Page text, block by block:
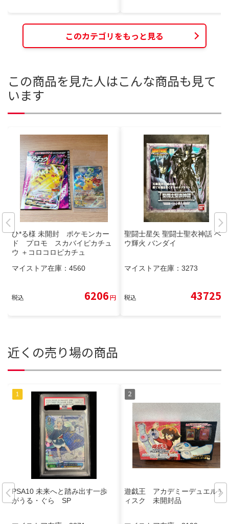
このカテゴリをもっと見る
この商品を見た人はこんな商品も見て
います
ひ*る様 未開封 ポケモンカー
ド プロモ スカバイピカチュ
ウ ＋コロコロピカチュ
マイストア在庫： 4560
税込 6206円
聖闘士星矢 聖闘士聖衣神話 ベヌ
ウ輝火 バンダイ
マイストア在庫： 3273
税込 43725
近くの売り場の商品
PSA10 未来へと踏み出す一歩
がうる・ぐら SP
遊戯王 アカデミーデュエルデ
ィスク 未開封品